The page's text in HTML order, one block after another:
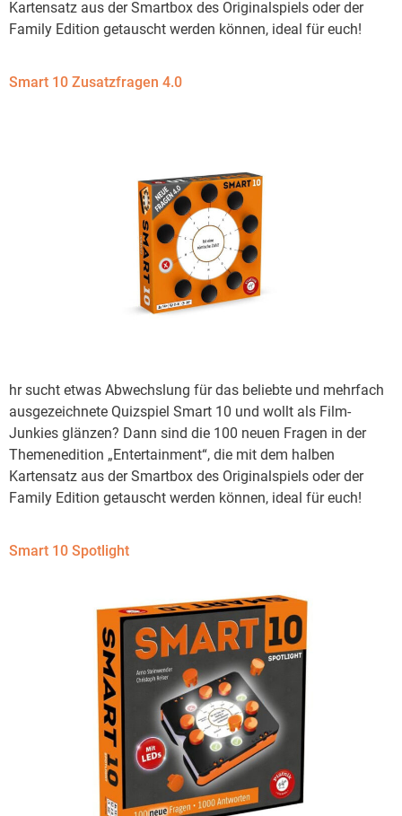
Kartensatz aus der Smartbox des Originalspiels oder der
Family Edition getauscht werden können, ideal für euch!
Smart 10 Zusatzfragen 4.0
hr sucht etwas Abwechslung für das beliebte und mehrfach
ausgezeichnete Quizspiel Smart 10 und wollt als Film-
Junkies glänzen? Dann sind die 100 neuen Fragen in der
Themenedition „Entertainment“, die mit dem halben
Kartensatz aus der Smartbox des Originalspiels oder der
Family Edition getauscht werden können, ideal für euch!
Smart 10 Spotlight